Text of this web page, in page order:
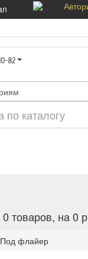
0 товаров, на 0
Под флайер